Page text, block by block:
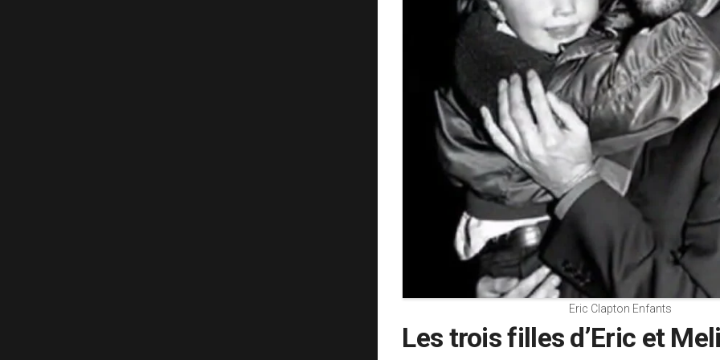
Eric Clapton Enfants
Les trois filles d’Eric et